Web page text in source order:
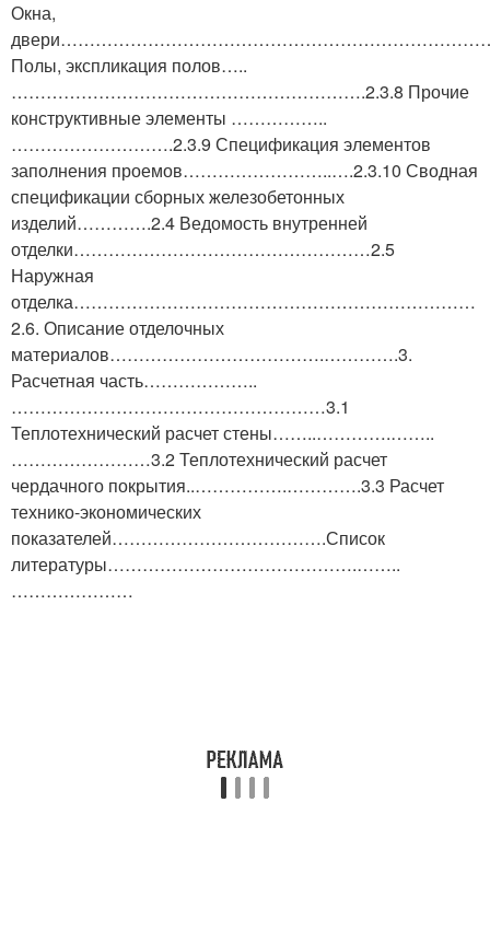
Окна,
Полы, экспликация полов…..
…………………………………………………….2.3.8 Прочие
конструктивные элементы ……………..
……………………….2.3.9 Спецификация элементов
заполнения проемов……………………..….2.3.10 Сводная
спецификации сборных железобетонных
изделий………….2.4 Ведомость внутренней
отделки……………………………………………2.5
Наружная
отделка……………………………………………………………
2.6. Описание отделочных
материалов……………………………….………….3.
Расчетная часть………………..
………………………………………………3.1
Теплотехнический расчет стены……..………….……..
……………………3.2 Теплотехнический расчет
чердачного покрытия..…………….………….3.3 Расчет
технико-экономических
показателей……………………………….Список
литературы…………………………………….……..
…………………